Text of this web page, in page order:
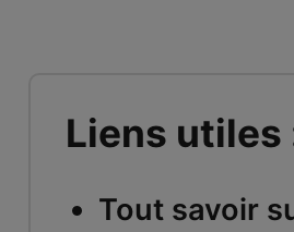
Liens utiles
Tout savoir